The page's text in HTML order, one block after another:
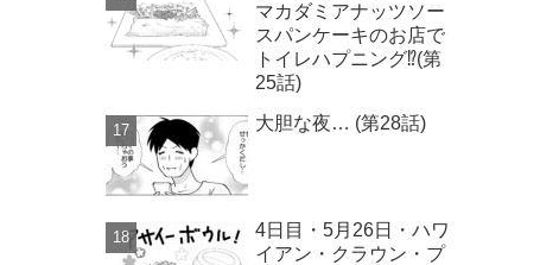
マカダミアナッツソー
スパンケーキのお店で
トイレハプニング⁉(第
25話)
大胆な夜… (第28話)
4日目・5月26日・ハワ
イアン・クラウン・プ